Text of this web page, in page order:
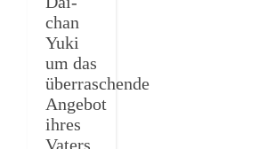
chan
Yuki
um das
überraschende
Angebot
ihres
Vaters